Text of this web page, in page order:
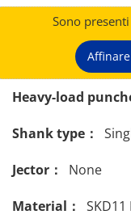
Sono
Heavy-load
Shank type：
Jector： None
Material：